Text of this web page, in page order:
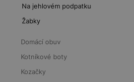
Na jehlovém podpatku
Žabky
Domácí obuv
Kotníkové boty
Kozačky